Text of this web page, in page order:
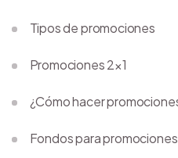
Tipos de promociones
Promociones 2×1
¿Cómo hacer
Fondos para promociones